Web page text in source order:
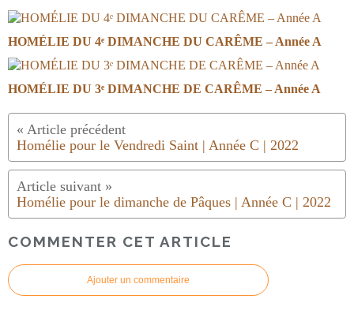
HOMÉLIE DU 4ᵉ DIMANCHE DU CARÊME – Année A
HOMÉLIE DU 3ᵉ DIMANCHE DE CARÊME – Année A
Homélie pour le Vendredi Saint | Année C | 2022
Homélie pour le dimanche de Pâques | Année C | 2022
COMMENTER CET ARTICLE
Ajouter un commentaire